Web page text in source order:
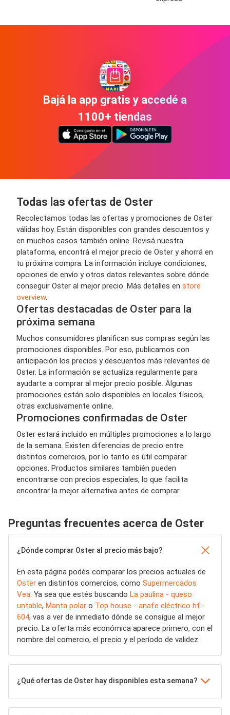
Bajá la app gratis y accedé a
1100+ tiendas
Todas las ofertas de Oster
Recolectamos todas las ofertas y promociones de Oster
válidas hoy. Están disponibles con grandes descuentos y
en muchos casos también online. Revisá nuestra
plataforma, encontrá el mejor precio de Oster y ahorrá en
tu próxima compra. La información incluye condiciones,
opciones de envío y otros datos relevantes sobre dónde
conseguir Oster al mejor precio. Más detalles en store
overview.
Ofertas destacadas de Oster para la
próxima semana
Muchos consumidores planifican sus compras según las
promociones disponibles. Por eso, publicamos con
anticipación los precios y descuentos más relevantes de
Oster. La información se actualiza regularmente para
ayudarte a comprar al mejor precio posible. Algunas
promociones están solo disponibles en locales físicos,
otras exclusivamente online.
Promociones confirmadas de Oster
Oster estará incluido en múltiples promociones a lo largo
de la semana. Existen diferencias de precio entre
distintos comercios, por lo tanto es útil comparar
opciones. Productos similares también pueden
encontrarse con precios especiales, lo que facilita
encontrar la mejor alternativa antes de comprar.
Preguntas frecuentes acerca de Oster
¿Dónde comprar Oster al precio más bajo?
En esta página podés comparar los precios actuales de
Oster en distintos comercios, como Supermercados
Vea . Ya sea que estés buscando La paulina - queso
untable, Manta polar o Top house - anafe eléctrico hf-
604, vas a ver de inmediato dónde se consigue al mejor
precio. La oferta más económica aparece primero, con el
nombre del comercio, el precio y el período de validez.
¿Qué ofertas de Oster hay disponibles esta semana?